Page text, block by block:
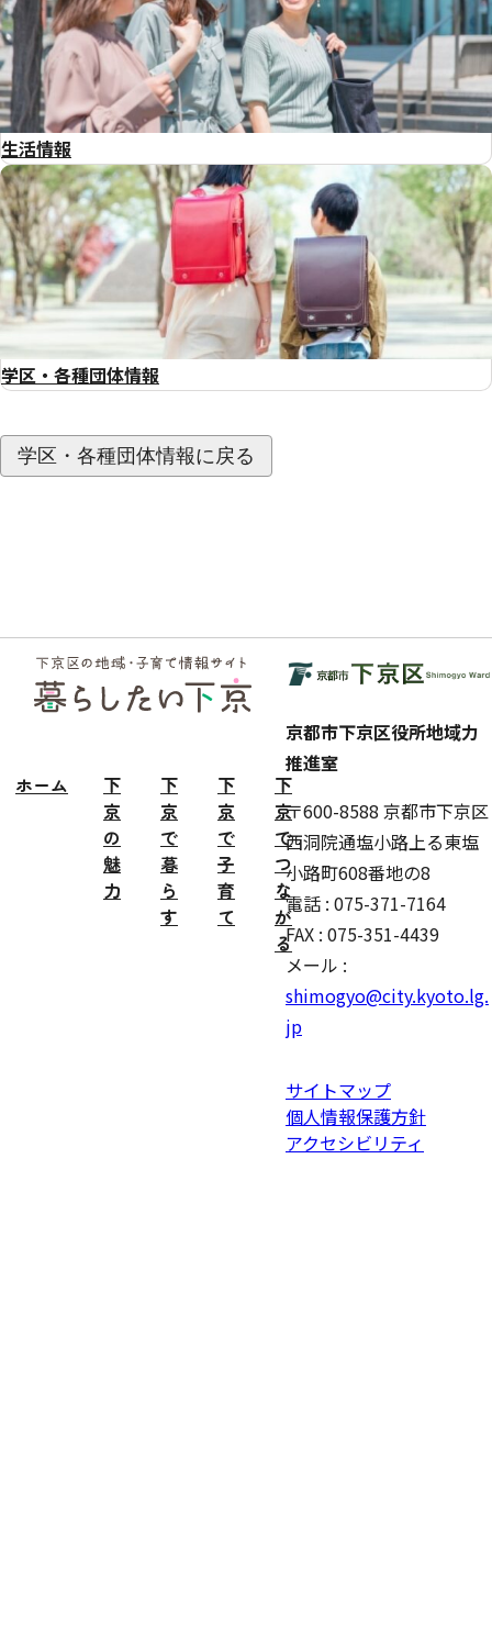
生活情報
学区・各種団体情報
学区・各種団体情報に戻る
フッ
ター
ホーム
下
京
の
魅
力
下
京
で
暮
ら
す
下
京
で
子
育
て
下
京
で
つ
な
が
る
京都市下京区役所地域力
推進室
〒600-8588 京都市下京区
西洞院通塩小路上る東塩
小路町608番地の8
電話 : 075-371-7164
FAX : 075-351-4439
メール :
shimogyo@city.kyoto.lg.
jp
サイトマップ
個人情報保護方針
アクセシビリティ